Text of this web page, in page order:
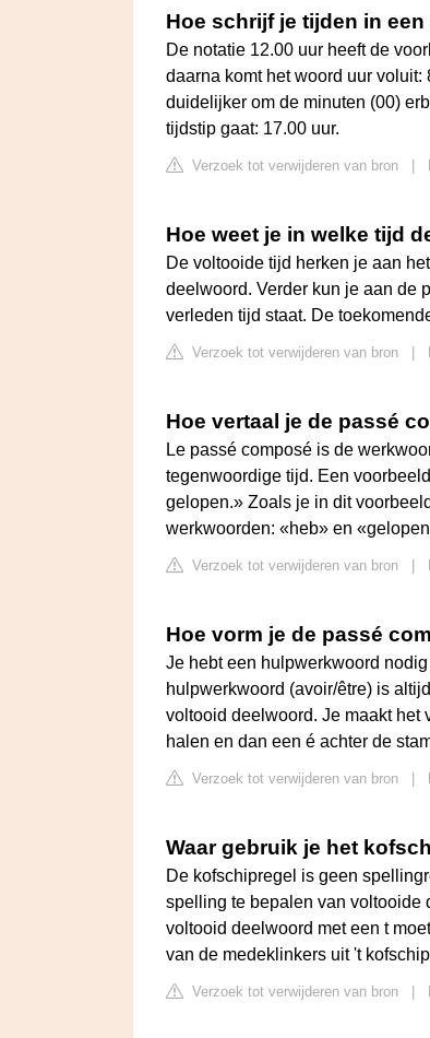
Hoe schrijf je tijden in een
De notatie 12.00 uur heeft de
daarna komt het woord uur voluit:
duidelijker om de minuten (00)
tijdstip gaat: 17.00 uur.
Verzoek tot verwijderen van bron
Hoe weet je in welke tijd
De voltooide tijd herken je aan
deelwoord. Verder kun je aan de
verleden tijd staat. De
Verzoek tot verwijderen van bron
Hoe vertaal je de passé
Le passé composé is de
tegenwoordige tijd. Een
gelopen.» Zoals je in dit
werkwoorden: «heb» en
Verzoek tot verwijderen van bron
Hoe vorm je de passé
Je hebt een hulpwerkwoord
hulpwerkwoord (avoir/être) is
voltooid deelwoord. Je maakt het
halen en dan een é achter de
Verzoek tot verwijderen van bron
Waar gebruik je het
De kofschipregel is geen
spelling te bepalen van voltooide
voltooid deelwoord met een t
van de medeklinkers uit 't
Verzoek tot verwijderen van bron